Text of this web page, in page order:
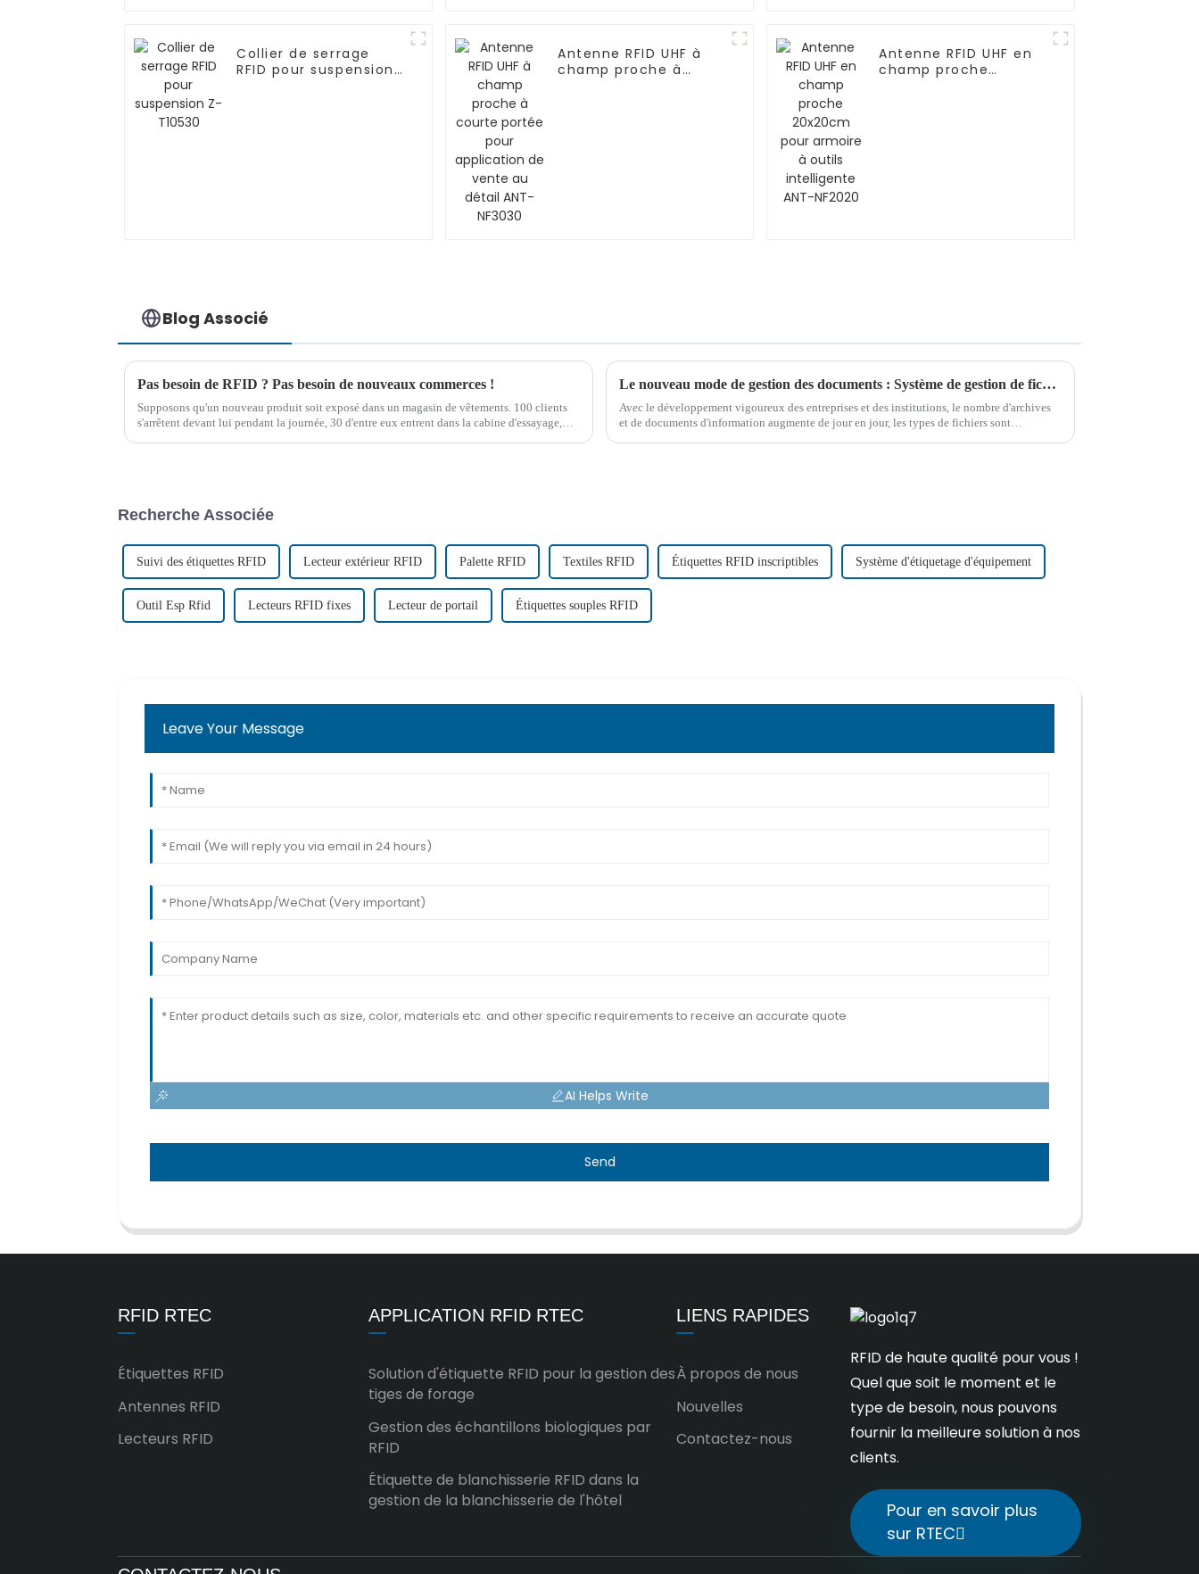
Collier de serrage
RFID pour suspension
Antenne RFID UHF à
champ proche à
Antenne RFID UHF en
champ proche
Blog Associé
Pas besoin de RFID ? Pas besoin de nouveaux commerces !
Supposons qu'un nouveau produit soit exposé dans un magasin de vêtements. 100 clients
s'arrêtent devant lui pendant la journée, 30 d'entre eux entrent dans la cabine d'essayage,
Le nouveau mode de gestion des documents : Système de gestion de fichiers intelligent RFID
Avec le développement vigoureux des entreprises et des institutions, le nombre d'archives
et de documents d'information augmente de jour en jour, les types de fichiers sont
Recherche Associée
Suivi des étiquettes RFID Lecteur extérieur RFID Palette RFID Textiles RFID Étiquettes RFID inscriptibles Système d'étiquetage d'équipement
Outil Esp Rfid Lecteurs RFID fixes Lecteur de portail Étiquettes souples RFID
Leave Your Message
AI Helps Write
Send
RFID RTEC
Étiquettes RFID
Antennes RFID
Lecteurs RFID
APPLICATION RFID RTEC
Solution d'étiquette RFID pour la gestion des
tiges de forage
Gestion des échantillons biologiques par
RFID
Étiquette de blanchisserie RFID dans la
gestion de la blanchisserie de l'hôtel
LIENS RAPIDES
À propos de nous
Nouvelles
Contactez-nous
RFID de haute qualité pour vous !
Quel que soit le moment et le
type de besoin, nous pouvons
fournir la meilleure solution à nos
clients.
Pour en savoir plus
sur RTEC